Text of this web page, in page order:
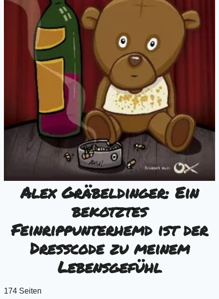
Alex Gräbeldinger: Ein
bekotztes
Feinrippunterhemd ist der
Dresscode zu meinem
Lebensgefühl
174 Seiten